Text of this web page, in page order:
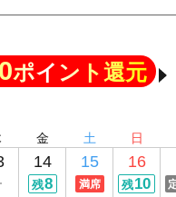
ポイント還元
金
14
残8
土
15
満席
日
16
残10